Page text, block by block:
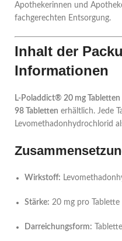
Apothekerinnen und
fachgerechten Entsorgung.
Inhalt der
Informationen
L-Poladdict® 20 mg Tabletten
98 Tabletten erhältlich. Jede
Levomethadonhydrochlorid
Wirkstoff:
Stärke: 20 mg pro Tablette
Darreichungsform: